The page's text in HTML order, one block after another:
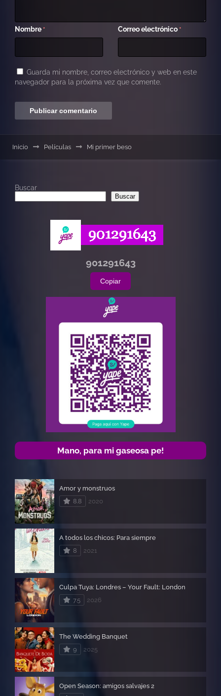
Nombre * Correo electrónico *
Guarda mi nombre, correo electrónico y web en este
navegador para la próxima vez que comente.
Inicio Películas Mi primer beso
Buscar
Buscar
901291643
Copiar
Mano, para mi gaseosa pe!
Amor y monstruos
8.8
2020
A todos los chicos: Para siempre
8
2021
Culpa Tuya: Londres – Your Fault: London
7.5
2026
The Wedding Banquet
9
2025
Open Season: amigos salvajes 2